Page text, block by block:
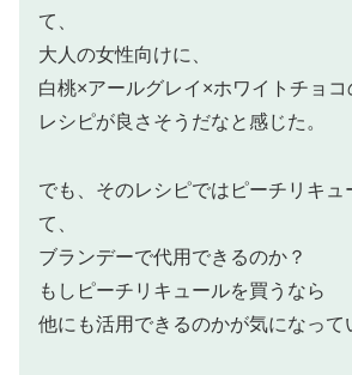
て、
大人の女性向けに、
白桃×アールグレイ×ホワイトチョコ
レシピが良さそうだなと感じた。
でも、そのレシピではピーチリキュ
て、
ブランデーで代用できるのか？
もしピーチリキュールを買うなら
他にも活用できるのかが気になって